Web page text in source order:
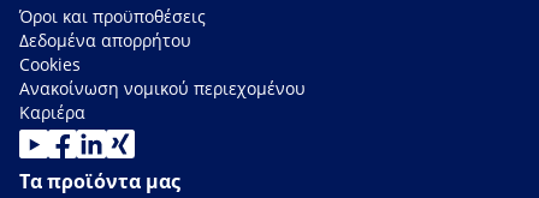
Όροι και προϋποθέσεις
Δεδομένα απορρήτου
Cookies
Ανακοίνωση νομικού περιεχομένου
Καριέρα
Τα προϊόντα μας